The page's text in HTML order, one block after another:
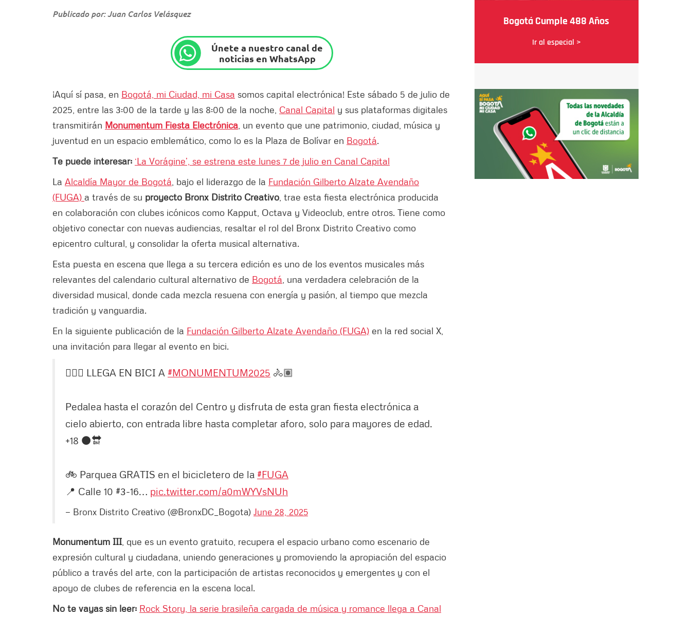
Publicado por: Juan Carlos Velásquez
Únete a nuestro canal de
noticias en WhatsApp
¡Aquí sí pasa, en Bogotá, mi Ciudad, mi Casa somos capital electrónica! Este sábado 5 de julio de
2025, entre las 3:00 de la tarde y las 8:00 de la noche, Canal Capital y sus plataformas digitales
transmitirán Monumentum Fiesta Electrónica , un evento que une patrimonio, ciudad, música y
juventud en un espacio emblemático, como lo es la Plaza de Bolívar en Bogotá.
Te puede interesar: ‘La Vorágine’, se estrena este lunes 7 de julio en Canal Capital
La Alcaldía Mayor de Bogotá , bajo el liderazgo de la Fundación Gilberto Alzate Avendaño
(FUGA) a través de su proyecto Bronx Distrito Creativo , trae esta fiesta electrónica producida
en colaboración con clubes icónicos como Kapput, Octava y Videoclub, entre otros. Tiene como
objetivo conectar con nuevas audiencias, resaltar el rol del Bronx Distrito Creativo como
epicentro cultural, y consolidar la oferta musical alternativa.
Esta puesta en escena que llega a su tercera edición es uno de los eventos musicales más
relevantes del calendario cultural alternativo de Bogotá , una verdadera celebración de la
diversidad musical, donde cada mezcla resuena con energía y pasión, al tiempo que mezcla
tradición y vanguardia.
En la siguiente publicación de la Fundación Gilberto Alzate Avendaño (FUGA) en la red social X,
una invitación para llegar al evento en bici.
🚴🏼‍♀️ LLEGA EN BICI A #MONUMENTUM2025 🚴🏽
Pedalea hasta el corazón del Centro y disfruta de esta gran fiesta electrónica a
cielo abierto, con entrada libre hasta completar aforo, solo para mayores de edad.
+18 ⚫️🔛
🚲 Parquea GRATIS en el bicicletero de la #FUGA
📍 Calle 10 #3-16… pic.twitter.com/a0mWYVsNUh
— Bronx Distrito Creativo (@BronxDC_Bogota) June 28, 2025
Monumentum III , que es un evento gratuito, recupera el espacio urbano como escenario de
expresión cultural y ciudadana, uniendo generaciones y promoviendo la apropiación del espacio
público a través del arte, con la participación de artistas reconocidos y emergentes y con el
apoyo de clubes de referencia en la escena local.
No te vayas sin leer: Rock Story, la serie brasileña cargada de música y romance llega a Canal
Bogotá Cumple 488 Años
Ir al especial >